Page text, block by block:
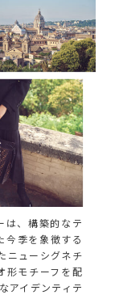
は、構築的なテ
今季を象徴する
ニューシグネチ
形モチーフを配
アイデンティテ